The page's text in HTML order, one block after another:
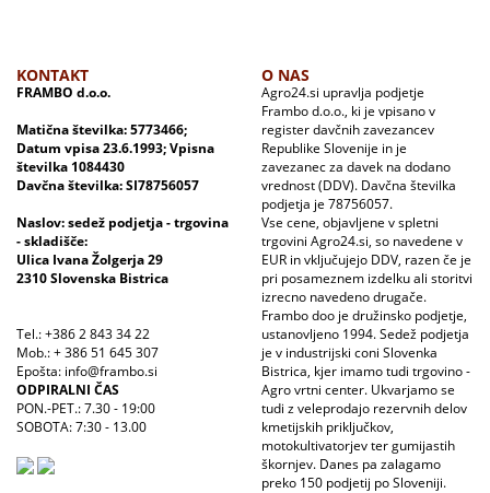
KONTAKT
FRAMBO d.o.o.
Matična številka: 5773466;
Datum vpisa 23.6.1993; Vpisna
številka 1084430
Davčna številka: SI78756057
Naslov: sedež podjetja - trgovina
- skladišče:
Ulica Ivana Žolgerja 29
2310 Slovenska Bistrica
Tel.: +386 2 843 34 22
Mob.: + 386 51 645 307
Epošta: info@frambo.si
ODPIRALNI ČAS
PON.-PET.: 7.30 - 19:00
SOBOTA: 7:30 - 13.00
O NAS
Agro24.si upravlja podjetje
Frambo d.o.o., ki je vpisano v
register davčnih zavezancev
Republike Slovenije in je
zavezanec za davek na dodano
vrednost (DDV). Davčna številka
podjetja je 78756057.
Vse cene, objavljene v spletni
trgovini Agro24.si, so navedene v
EUR in vključujejo DDV, razen če je
pri posameznem izdelku ali storitvi
izrecno navedeno drugače.
Frambo doo je družinsko podjetje,
ustanovljeno 1994. Sedež podjetja
je v industrijski coni Slovenka
Bistrica, kjer imamo tudi trgovino -
Agro vrtni center. Ukvarjamo se
tudi z veleprodajo rezervnih delov
kmetijskih priključkov,
motokultivatorjev ter gumijastih
škornjev. Danes pa zalagamo
preko 150 podjetij po Sloveniji.